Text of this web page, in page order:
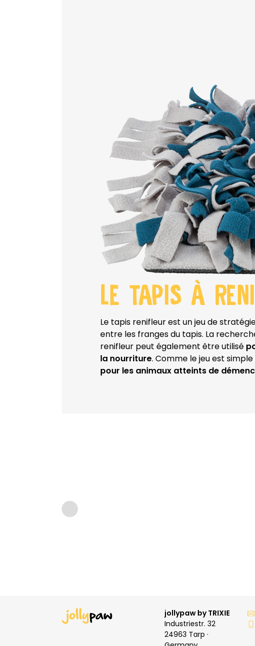
LE TAPIS À
Le tapis renifleur est un jeu de
entre les franges du tapis. La
renifleur peut également être utilisé
la nourriture. Comme le jeu est
pour les animaux atteints de
Loading...
jollypaw by TRIXIE
Industriestr. 32
24963 Tarp ·